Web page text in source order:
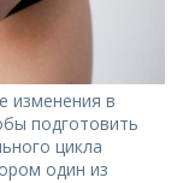
изменения в
подготовить
цикла
один из